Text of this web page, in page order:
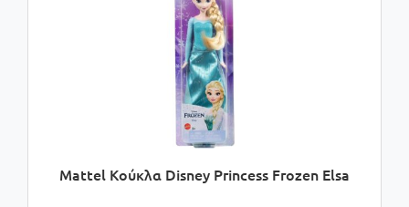
Mattel Κούκλα Disney Princess Frozen Elsa